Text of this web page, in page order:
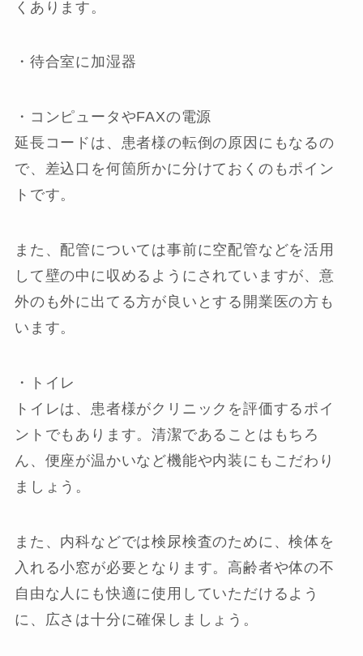
くあります。
・待合室に加湿器
・コンピュータやFAXの電源
延長コードは、患者様の転倒の原因にもなるの
で、差込口を何箇所かに分けておくのもポイン
トです。
また、配管については事前に空配管などを活用
して壁の中に収めるようにされていますが、意
外のも外に出てる方が良いとする開業医の方も
います。
・トイレ
トイレは、患者様がクリニックを評価するポイ
ントでもあります。清潔であることはもちろ
ん、便座が温かいなど機能や内装にもこだわり
ましょう。
また、内科などでは検尿検査のために、検体を
入れる小窓が必要となります。高齢者や体の不
自由な人にも快適に使用していただけるよう
に、広さは十分に確保しましょう。